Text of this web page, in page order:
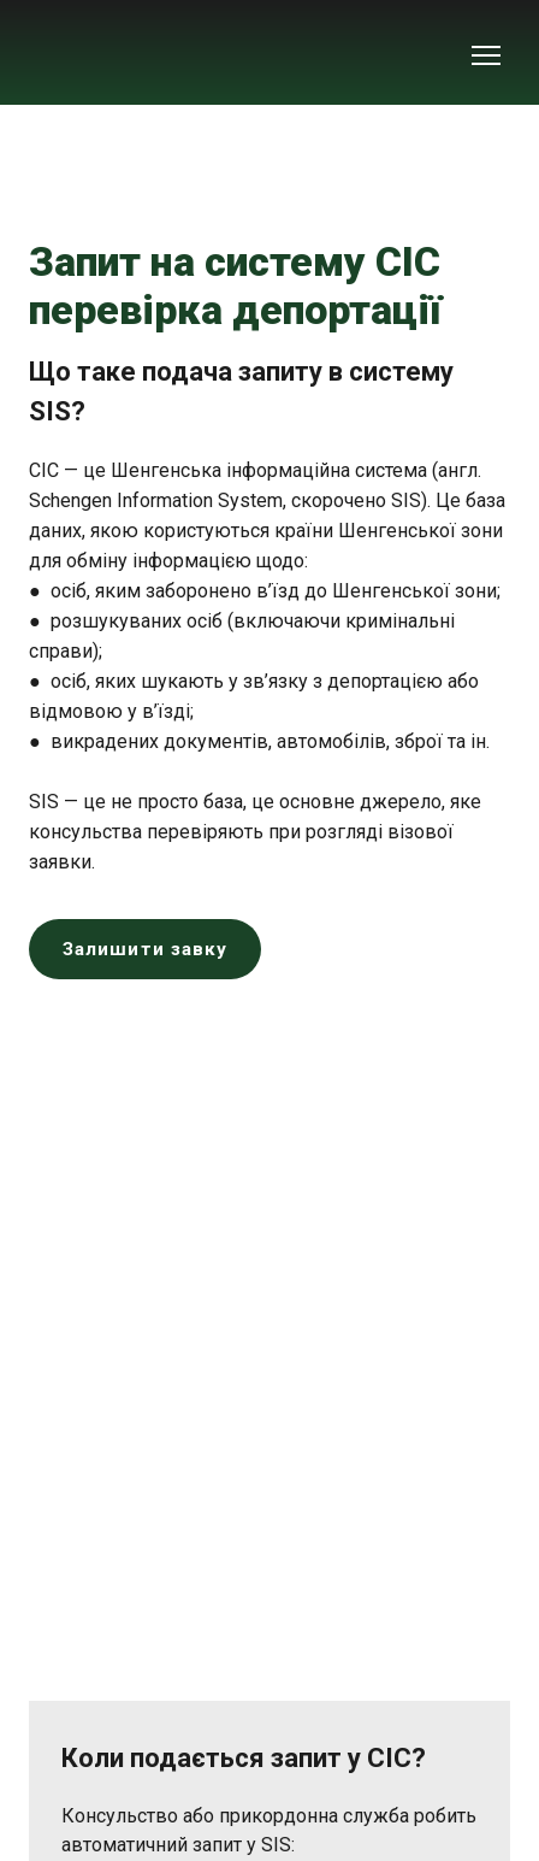
Запит на систему СІС
перевірка депортації
Що таке подача запиту в систему
SIS?
СІС — це Шенгенська інформаційна система (англ.
Schengen Information System, скорочено SIS). Це база
даних, якою користуються країни Шенгенської зони
для обміну інформацією щодо:
● осіб, яким заборонено в’їзд до Шенгенської зони;
● розшукуваних осіб (включаючи кримінальні
справи);
● осіб, яких шукають у зв’язку з депортацією або
відмовою у в’їзді;
● викрадених документів, автомобілів, зброї та ін.
SIS — це не просто база, це основне джерело, яке
консульства перевіряють при розгляді візової
заявки.
Залишити завку
Коли подається запит у СІС?
Консульство або прикордонна служба робить
автоматичний запит у SIS: